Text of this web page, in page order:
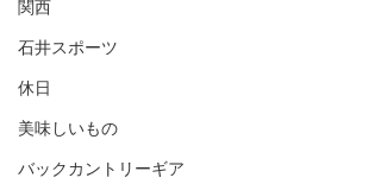
関西
石井スポーツ
休日
美味しいもの
バックカントリーギア